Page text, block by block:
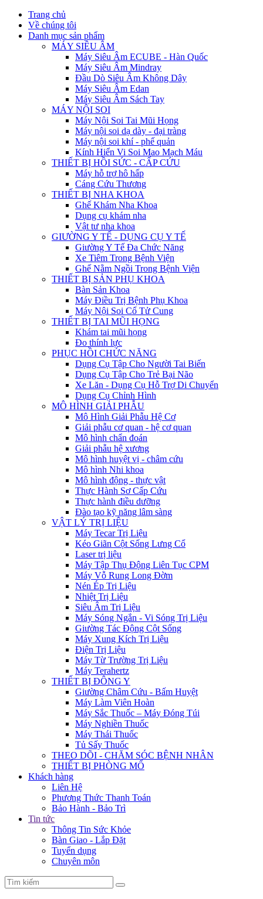
Trang chủ
Về chúng tôi
Danh mục sản phẩm
MÁY SIÊU ÂM
Máy Siêu Âm ECUBE - Hàn Quốc
Máy Siêu Âm Mindray
Đầu Dò Siêu Âm Không Dây
Máy Siêu Âm Edan
Máy Siêu Âm Sách Tay
MÁY NỘI SOI
Máy Nội Soi Tai Mũi Họng
Máy nội soi dạ dày - đại tràng
Máy nội soi khí - phế quản
Kính Hiển Vi Soi Mao Mạch Máu
THIẾT BỊ HỒI SỨC - CẤP CỨU
Máy hỗ trợ hô hấp
Cáng Cứu Thương
THIẾT BỊ NHA KHOA
Ghế Khám Nha Khoa
Dụng cụ khám nha
Vật tư nha khoa
GIƯỜNG Y TẾ - DỤNG CỤ Y TẾ
Giường Y Tế Đa Chức Năng
Xe Tiêm Trong Bệnh Viện
Ghế Nằm Ngồi Trong Bệnh Viện
THIẾT BỊ SẢN PHỤ KHOA
Bàn Sản Khoa
Máy Điều Trị Bệnh Phụ Khoa
Máy Nội Soi Cổ Tử Cung
THIẾT BỊ TAI MŨI HỌNG
Khám tai mũi họng
Đo thính lực
PHỤC HỒI CHỨC NĂNG
Dụng Cụ Tập Cho Người Tai Biến
Dụng Cụ Tập Cho Trẻ Bại Não
Xe Lăn - Dụng Cụ Hỗ Trợ Di Chuyển
Dụng Cụ Chỉnh Hình
MÔ HÌNH GIẢI PHẪU
Mô Hình Giải Phẫu Hệ Cơ
Giải phẫu cơ quan - hệ cơ quan
Mô hình chẩn đoán
Giải phẫu hệ xương
Mô hình huyệt vị - châm cứu
Mô hình Nhi khoa
Mô hình động - thực vật
Thực Hành Sơ Cấp Cứu
Thực hành điều dưỡng
Đào tạo kỹ năng lâm sàng
VẬT LÝ TRỊ LIỆU
Máy Tecar Trị Liệu
Kéo Giãn Cột Sống Lưng Cổ
Laser trị liệu
Máy Tập Thụ Động Liên Tục CPM
Máy Vỗ Rung Long Đờm
Nén Ép Trị Liệu
Nhiệt Trị Liệu
Siêu Âm Trị Liệu
Máy Sóng Ngắn - Vi Sóng Trị Liệu
Giường Tác Động Cột Sống
Máy Xung Kích Trị Liệu
Điện Trị Liệu
Máy Từ Trường Trị Liệu
Máy Terahertz
THIẾT BỊ ĐÔNG Y
Giường Châm Cứu - Bấm Huyệt
Máy Làm Viên Hoàn
Máy Sắc Thuốc – Máy Đóng Túi
Máy Nghiền Thuốc
Máy Thái Thuốc
Tủ Sấy Thuốc
THEO DÕI - CHĂM SÓC BỆNH NHÂN
THIẾT BỊ PHÒNG MỔ
Khách hàng
Liên Hệ
Phương Thức Thanh Toán
Bảo Hành - Bảo Trì
Tin tức
Thông Tin Sức Khỏe
Bàn Giao - Lắp Đặt
Tuyển dụng
Chuyên môn